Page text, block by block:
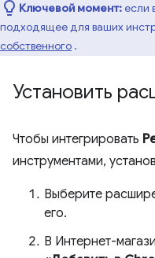
Ключевой момент:если
подходящее для ваших
собственного .
Установить
Чтобы интегрировать
инструментами,
Выберите
его.
В Интернет-